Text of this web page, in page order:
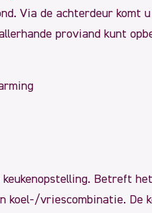
Via de achterdeur
proviand kunt
Betreft
koel-/vriescombinatie.